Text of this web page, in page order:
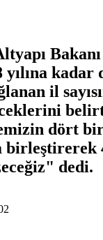
kadar
il
dört bir
birleştirerek
dedi.